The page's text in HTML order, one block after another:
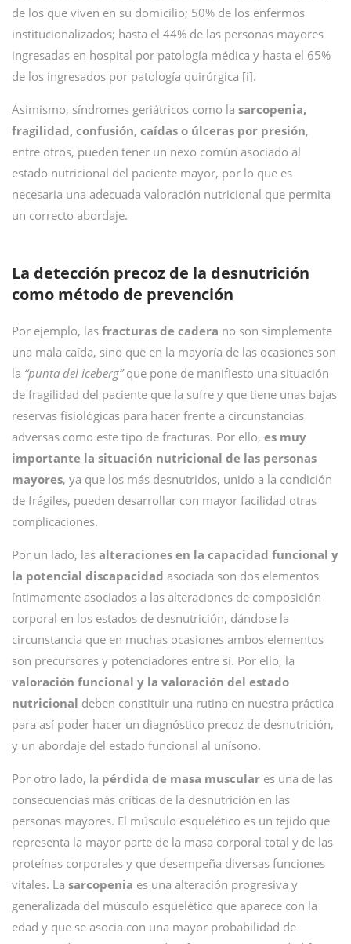
de los que viven en su domicilio; 50% de los enfermos
institucionalizados; hasta el 44% de las personas mayores
ingresadas en hospital por patología médica y hasta el 65%
de los ingresados por patología quirúrgica [i].
Asimismo, síndromes geriátricos como la sarcopenia,
fragilidad, confusión, caídas o úlceras por presión,
entre otros, pueden tener un nexo común asociado al
estado nutricional del paciente mayor, por lo que es
necesaria una adecuada valoración nutricional que permita
un correcto abordaje.
La detección precoz de la desnutrición
como método de prevención
Por ejemplo, las fracturas de cadera no son simplemente
una mala caída, sino que en la mayoría de las ocasiones son
la “punta del iceberg”que pone de manifiesto una situación
de fragilidad del paciente que la sufre y que tiene unas bajas
reservas fisiológicas para hacer frente a circunstancias
adversas como este tipo de fracturas. Por ello, es muy
importante la situación nutricional de las personas
mayores, ya que los más desnutridos, unido a la condición
de frágiles, pueden desarrollar con mayor facilidad otras
complicaciones.
Por un lado, las alteraciones en la capacidad funcional y
la potencial discapacidad asociada son dos elementos
íntimamente asociados a las alteraciones de composición
corporal en los estados de desnutrición, dándose la
circunstancia que en muchas ocasiones ambos elementos
son precursores y potenciadores entre sí. Por ello, la
valoración funcional y la valoración del estado
nutricional deben constituir una rutina en nuestra práctica
para así poder hacer un diagnóstico precoz de desnutrición,
y un abordaje del estado funcional al unísono.
Por otro lado, la pérdida de masa muscular es una de las
consecuencias más críticas de la desnutrición en las
personas mayores. El músculo esquelético es un tejido que
representa la mayor parte de la masa corporal total y de las
proteínas corporales y que desempeña diversas funciones
vitales. La sarcopenia es una alteración progresiva y
generalizada del músculo esquelético que aparece con la
edad y que se asocia con una mayor probabilidad de